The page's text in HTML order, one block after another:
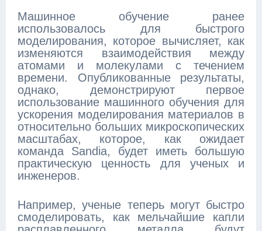
Машинное обучение ранее
использовалось для быстрого
моделирования, которое вычисляет, как
изменяются взаимодействия между
атомами и молекулами с течением
времени. Опубликованные результаты,
однако, демонстрируют первое
использование машинного обучения для
ускорения моделирования материалов в
относительно больших микроскопических
масштабах, которое, как ожидает
команда Sandia, будет иметь большую
практическую ценность для ученых и
инженеров.
Например, ученые теперь могут быстро
смоделировать, как мельчайшие капли